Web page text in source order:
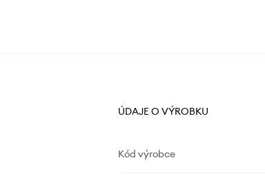
ÚDAJE O VÝROBKU
Kód výrobce